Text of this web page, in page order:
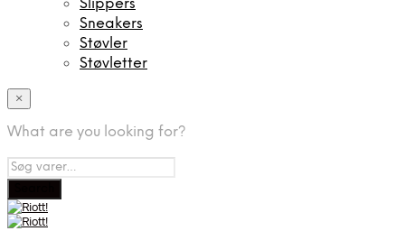
Slippers
Sneakers
Støvler
Støvletter
×
What are you looking for?